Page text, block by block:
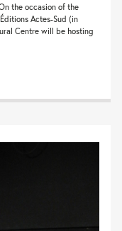
the occasion of the
Actes-Sud (in
Centre will be hosting